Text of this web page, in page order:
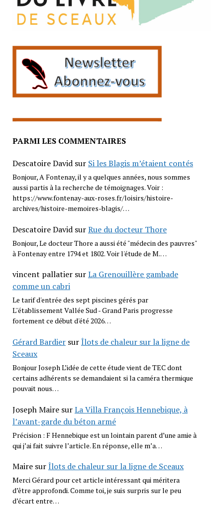
PARMI LES COMMENTAIRES
Descatoire Davidsur Si les Blagis m’étaient contés
Bonjour, A Fontenay, il y a quelques années, nous sommes
aussi partis à la recherche de témoignages. Voir :
https://www.fontenay-aux-roses.fr/loisirs/histoire-
archives/histoire-memoires-blagis/…
Descatoire DavidsurRue du docteur Thore
Bonjour, Le docteur Thore a aussi été "médecin des pauvres"
à Fontenay entre 1794 et 1802. Voir l'étude de M.…
vincent pallatiersurLa Grenouillère gambade
comme un cabri
Le tarif d'entrée des sept piscines gérés par
L''établissement Vallée Sud - Grand Paris progresse
fortement ce début d'été 2026…
Gérard BardiersurÎlots de chaleur sur la ligne de
Sceaux
Bonjour Joseph L’idée de cette étude vient de TEC dont
certains adhérents se demandaient si la caméra thermique
pouvait nous…
Joseph MairesurLa Villa François Hennebique, à
l’avant-garde du béton armé
Précision : F Hennebique est un lointain parent d’une amie à
qui j’ai fait suivre l’article. En réponse, elle m’a…
MairesurÎlots de chaleur sur la ligne de Sceaux
Merci Gérard pour cet article intéressant qui méritera
d’être approfondi. Comme toi, je suis surpris sur le peu
d’écart entre…